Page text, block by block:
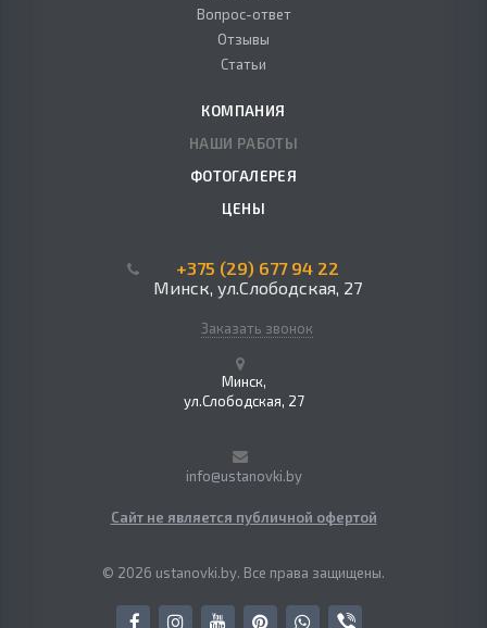
© 2026 ustanovki.by. Все права защищены.
Вопрос-ответ
Отзывы
Статьи
КОМПАНИЯ
НАШИ РАБОТЫ
ФОТОГАЛЕРЕЯ
ЦЕНЫ
+375 (29) 677 94 22
Минск, ул.Слободская, 27
Заказать звонок
Минск,
ул.Слободская, 27
info@ustanovki.by
Сайт не является публичной офертой